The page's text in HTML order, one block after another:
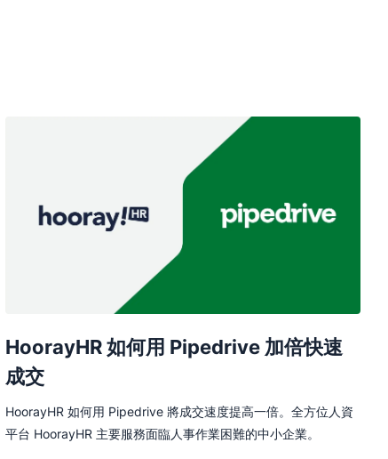
HoorayHR 如何用 Pipedrive 加倍快速
成交
HoorayHR 如何用 Pipedrive 將成交速度提高一倍。全方位人資
平台 HoorayHR 主要服務面臨人事作業困難的中小企業。